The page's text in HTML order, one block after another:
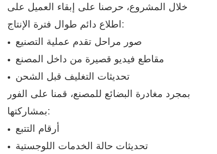
خلال المشروع، حرصنا على إبقاء العميل على
اطلاع دائم طوال فترة الإنتاج:
صور مراحل تقدم عملية التصنيع
مقاطع فيديو قصيرة من داخل المصنع
تحديثات التغليف قبل الشحن
بمجرد مغادرة البضائع للمصنع، قمنا على الفور
بمشاركتها:
أرقام التتبع
تحديثات حالة الخدمات اللوجستية